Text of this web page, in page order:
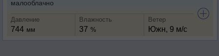
малооблачно
Давление
744 мм
Влажность
37 %
Ветер
Южн, 9 м/с